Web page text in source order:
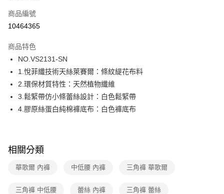
街口支付
運送方式
全家取貨付款
每筆NT$80，滿NT$1,000(含以上)免運費
付款後全家取貨
每筆NT$80，滿NT$1,000(含以上)免運費
付款後7-11取貨
商品編號
10464365
商品特色
NO.VS2131-SN
1.悅菲纖技術天絲萊賽爾：條紋緹花布料
2.環保材質特性：天然植物纖維
3.鬆緊帶仿小條蕾絲設計：白色鬆緊帶
4.膠原絲蛋白純棉褲底布：白色褲底布
相關分類
華歌爾 內褲 中低腰 內褲 三角褲 華歌爾
三角褲 中低腰 蕾絲 內褲 三角褲 蕾絲